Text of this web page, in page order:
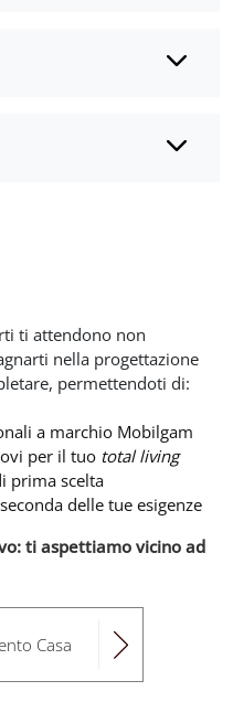
ti attendono non
nella progettazione
permettendoti di:
a marchio Mobilgam
per il tuo total living
prima scelta
delle tue esigenze
ti aspettiamo vicino ad
Casa